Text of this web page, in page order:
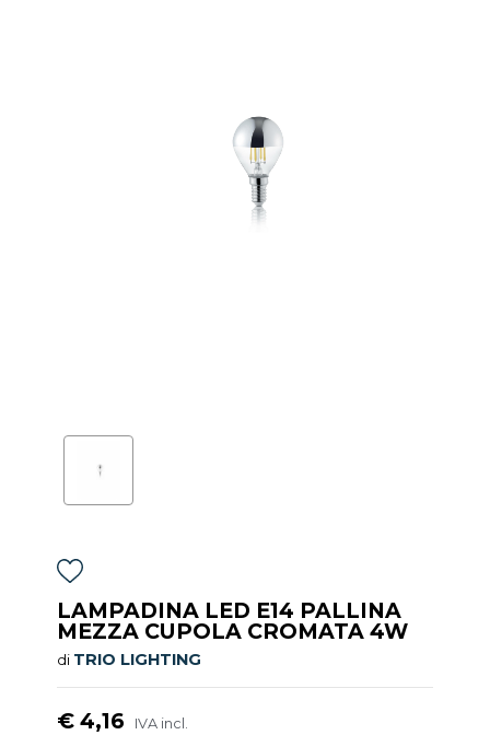
LAMPADINA LED E14 PALLINA
MEZZA CUPOLA CROMATA 4W
di TRIO LIGHTING
€ 4,16 IVA incl.